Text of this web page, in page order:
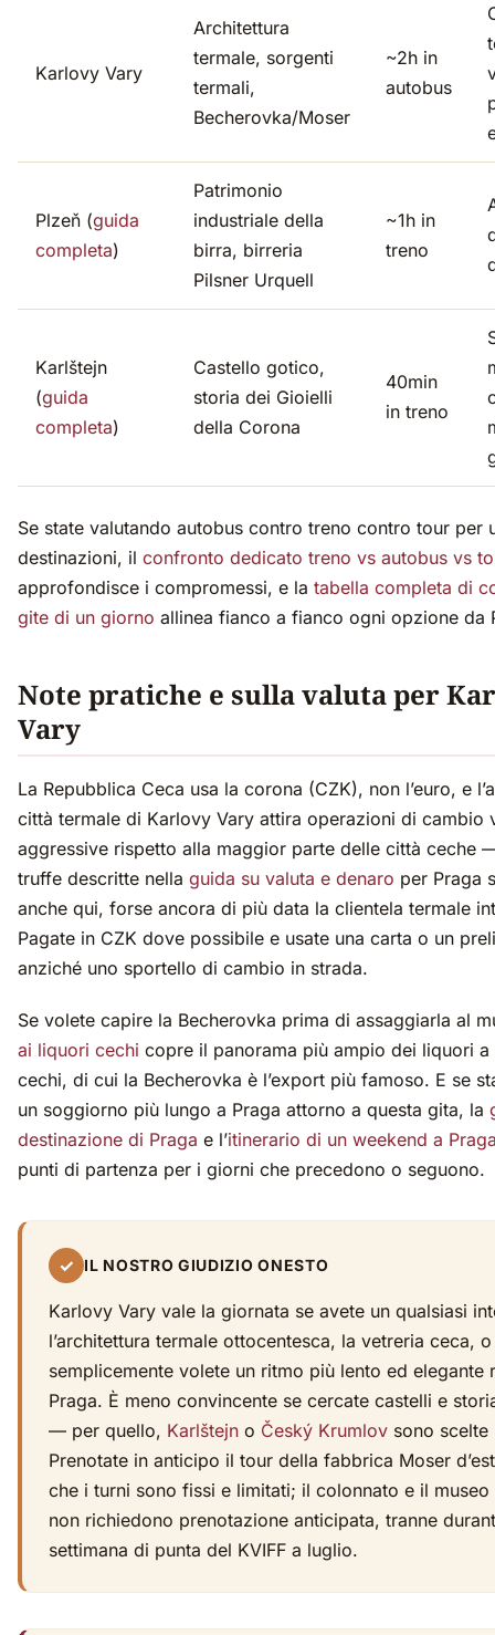
Karlovy Vary
Architettura
termale, sorgenti
termali,
Becherovka/Moser
~2h in
autobus
Plzeň (guida
completa)
Patrimonio
industriale della
birra, birreria
Pilsner Urquell
~1h in
treno
Karlštejn
(guida
completa)
Castello gotico,
storia dei Gioielli
della Corona
40min
in treno
Se state valutando autobus contro treno contro tour per
destinazioni, il confronto dedicato treno vs autobus vs
approfondisce i compromessi, e la tabella completa di
gite di un giorno allinea fianco a fianco ogni opzione da
Note pratiche e sulla valuta per
Vary
La Repubblica Ceca usa la corona (CZK), non l’euro, e
città termale di Karlovy Vary attira operazioni di cambio
aggressive rispetto alla maggior parte delle città ceche
truffe descritte nella guida su valuta e denaro per Praga
anche qui, forse ancora di più data la clientela termale
Pagate in CZK dove possibile e usate una carta o un
anziché uno sportello di cambio in strada.
Se volete capire la Becherovka prima di assaggiarla al
ai liquori cechi copre il panorama più ampio dei liquori a
cechi, di cui la Becherovka è l’export più famoso. E se
un soggiorno più lungo a Praga attorno a questa gita, la
destinazione di Praga e l’itinerario di un weekend a
punti di partenza per i giorni che precedono o seguono.
✓ IL NOSTRO GIUDIZIO ONESTO
Karlovy Vary vale la giornata se avete un qualsiasi
l’architettura termale ottocentesca, la vetreria ceca,
semplicemente volete un ritmo più lento ed elegante
Praga. È meno convincente se cercate castelli e
— per quello, Karlštejn o Český Krumlov sono
Prenotate in anticipo il tour della fabbrica Moser
che i turni sono fissi e limitati; il colonnato e il museo
non richiedono prenotazione anticipata, tranne
settimana di punta del KVIFF a luglio.